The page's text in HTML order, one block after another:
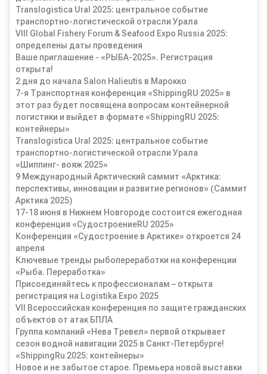
Translogistica Ural 2025: центральное событие
транспортно-логистической отрасли Урала
VIII Global Fishery Forum & Seafood Expo Russia 2025:
определены даты проведения
Ваше приглашение - «РЫБА-2025». Регистрация
открыта!
2 дня до начала Salon Halieutis в Марокко
7-я Транспортная конференция «ShippingRU 2025» в
этот раз будет посвящена вопросам контейнерной
логистики и выйдет в формате «ShippingRU 2025:
контейнеры»
Translogistica Ural 2025: центральное событие
транспортно-логистической отрасли Урала
«Шиппинг- вояж 2025»
9 Международный Арктический саммит «Арктика:
перспективы, инновации и развитие регионов» (Саммит
Арктика 2025)
17-18 июня в Нижнем Новгороде состоится ежегодная
конференция «СудостроениеRU 2025»
Конференция «Судостроение в Арктике» откроется 24
апреля
Ключевые тренды рыбопереработки на конференции
«Рыба. Переработка»
Присоединяйтесь к профессионалам – открыта
регистрация на Logistika Expo 2025
VII Всероссийская конференция по защите гражданских
объектов от атак БПЛА
Группа компаний «Нева Тревел» первой открывает
сезон водной навигации 2025 в Санкт-Петербурге!
«ShippingRu 2025: контейнеры»
Новое и не забытое старое. Премьера новой выставки